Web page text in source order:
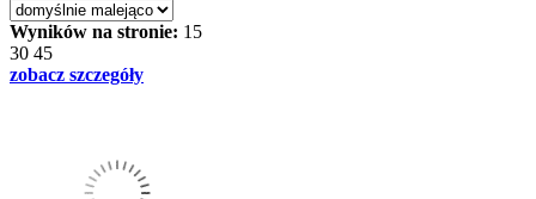
Wyników na stronie: 15
30 45
zobacz szczegóły